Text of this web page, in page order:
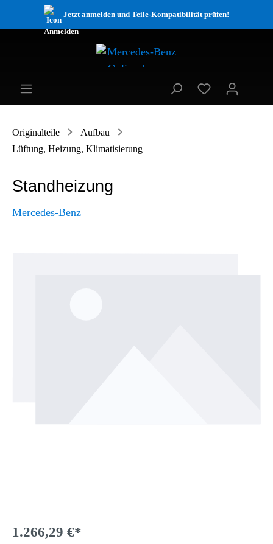
Jetzt anmelden und Teile-Kompatibilität prüfen!
Originalteile
Aufbau
Lüftung, Heizung, Klimatisierung
Standheizung
Mercedes-Benz
1.266,29 €*